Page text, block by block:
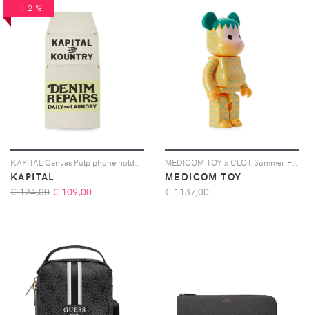
-12%
KAPITAL
€ 124,00 € 109,00
MEDICOM TOY
€ 1137,00